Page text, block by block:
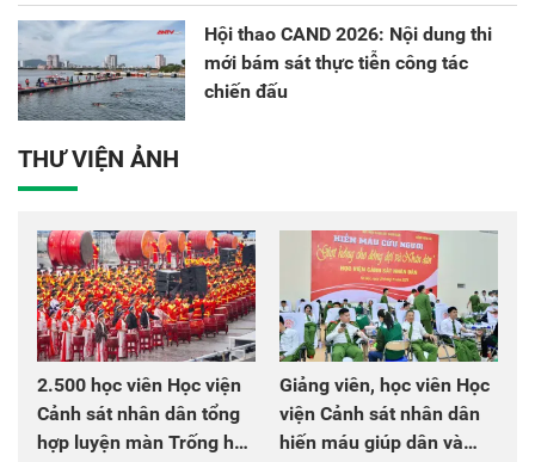
Hội thao CAND 2026: Nội dung thi
mới bám sát thực tiễn công tác
chiến đấu
THƯ VIỆN ẢNH
2.500 học viên Học viện
Cảnh sát nhân dân tổng
hợp luyện màn Trống hội
Giảng viên, học viên Học
viện Cảnh sát nhân dân
hiến máu giúp dân và